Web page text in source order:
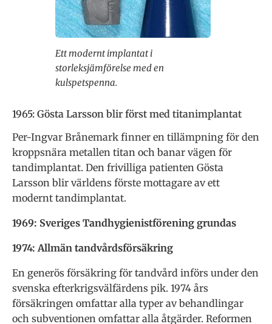
Ett modernt implantat i
storleksjämförelse med en
kulspetspenna.
1965: Gösta Larsson blir först med titanimplantat
Per-Ingvar Brånemark finner en tillämpning för den
kroppsnära metallen titan och banar vägen för
tandimplantat. Den frivilliga patienten Gösta
Larsson blir världens förste mottagare av ett
modernt tandimplantat.
1969: Sveriges Tandhygienistförening grundas
1974: Allmän tandvårdsförsäkring
En generös försäkring för tandvård införs under den
svenska efterkrigsvälfärdens pik. 1974 års
försäkringen omfattar alla typer av behandlingar
och subventionen omfattar alla åtgärder. Reformen